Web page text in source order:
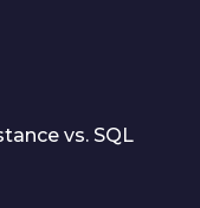
vs. SQL